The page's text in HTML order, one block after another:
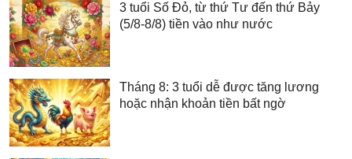
3 tuổi Số Đỏ, từ thứ Tư đến thứ Bảy
(5/8-8/8) tiền vào như nước
Tháng 8: 3 tuổi dễ được tăng lương
hoặc nhận khoản tiền bất ngờ